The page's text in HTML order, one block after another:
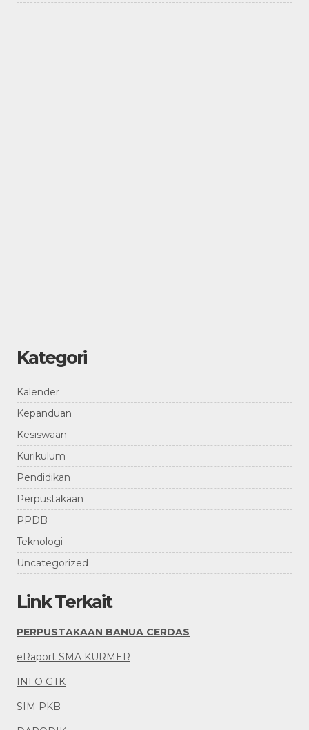
Kategori
Kalender
Kepanduan
Kesiswaan
Kurikulum
Pendidikan
Perpustakaan
PPDB
Teknologi
Uncategorized
Link Terkait
PERPUSTAKAAN BANUA CERDAS
eRaport SMA KURMER
INFO GTK
SIM PKB